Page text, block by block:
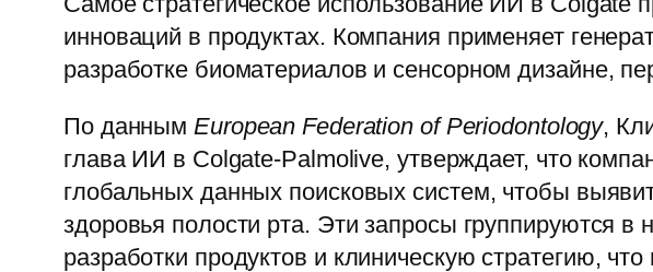
инноваций в продуктах. Компания применяет
разработке биоматериалов и сенсорном дизайне,
По данным European Federation of Periodontology,
глава ИИ в Colgate-Palmolive, утверждает, что
глобальных данных поисковых систем, чтобы
здоровья полости рта. Эти запросы группируются
разработки продуктов и клиническую стратегию,